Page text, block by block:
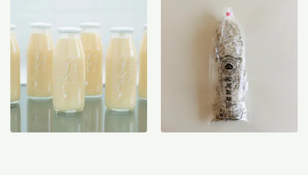
甘酒すぱっしゅ
送料込 3,560
れんこん生中華麺 120g×5